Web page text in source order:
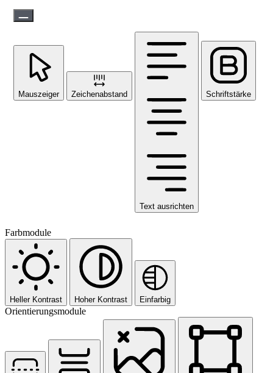
Mauszeiger Zeichenabstand
Text ausrichten
Schriftstärke
Farbmodule
Heller Kontrast Hoher Kontrast Einfarbig
Orientierungsmodule